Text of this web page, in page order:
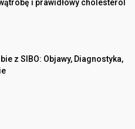
i prawidłowy cholesterol
z SIBO: Objawy, Diagnostyka,